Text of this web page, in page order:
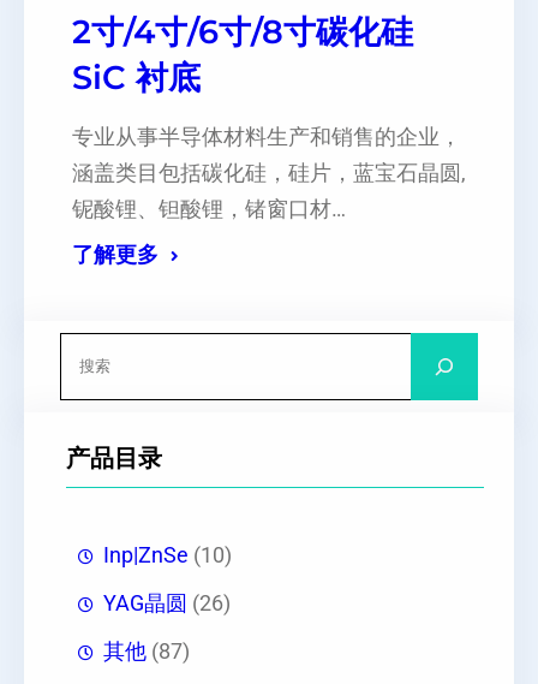
2寸/4寸/6寸/8寸碳化硅
SiC 衬底
专业从事半导体材料生产和销售的企业，
涵盖类目包括碳化硅，硅片，蓝宝石晶圆,
铌酸锂、钽酸锂，锗窗口材…
了解更多
产品目录
Inp|ZnSe (10)
YAG晶圆 (26)
其他 (87)